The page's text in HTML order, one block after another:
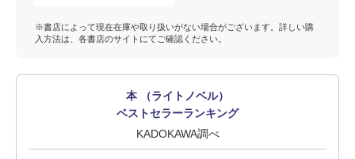
※書店によって現在在庫や取り扱いがない場合がございます。詳しい購
入方法は、各書店のサイトにてご確認ください。
本 （ライトノベル）
ベストセラーランキング
KADOKAWA調べ